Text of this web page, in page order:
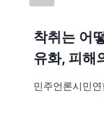
착취는 어
유화, 피해
민주언론시민연